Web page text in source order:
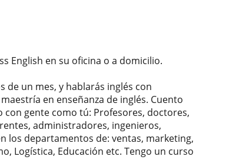
English en su oficina o a domicilio.
un mes, y hablarás inglés con
en enseñanza de inglés. Cuento
con gente como tú: Profesores, doctores,
administradores, ingenieros,
los departamentos de: ventas, marketing,
Logística, Educación etc. Tengo un curso